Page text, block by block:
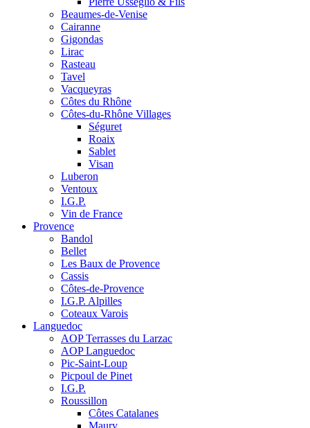
Beaumes-de-Venise
Cairanne
Gigondas
Lirac
Rasteau
Tavel
Vacqueyras
Côtes du Rhône
Côtes-du-Rhône Villages
Séguret
Roaix
Sablet
Visan
Luberon
Ventoux
I.G.P.
Vin de France
Provence
Bandol
Bellet
Les Baux de Provence
Cassis
Côtes-de-Provence
I.G.P. Alpilles
Coteaux Varois
Languedoc
AOP Terrasses du Larzac
AOP Languedoc
Pic-Saint-Loup
Picpoul de Pinet
I.G.P.
Roussillon
Côtes Catalanes
Maury